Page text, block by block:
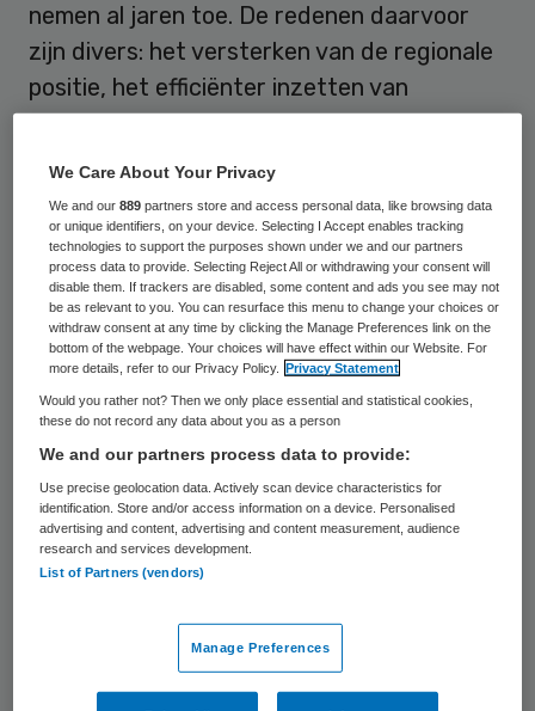
nemen al jaren toe. De redenen daarvoor
zijn divers: het versterken van de regionale
positie, het efficiënter inzetten van
personeel, kostenbesparing,
schaalvergroting of het bundelen van
expertise. Het Integraal Zorgakkoord roept
op tot verdere samenwerking tussen
partijen in de zorg om een oplossing te
bieden voor het feit dat meer mensen meer
(of langer) gebruik maken van zorg door o.a.
de vergrijzing terwijl tegelijkertijd er niet
genoeg zorgverleners zijn door krapte op
de arbeidsmarkt. Samenwerkingen brengen
complexe juridische, governance- en
organisatorische vraagstukken met zich
mee. De keuze voor de juiste
samenwerkingsvorm is daarbij essentieel.
Voordat partijen definitieve keuzes maken,
vindt doorgaans een
We Care About Your Privacy
We and our889 partners store and access personal data, like browsing data
or unique identifiers, on your device. Selecting I Accept enables tracking
technologies to support the purposes shown under we and our partners
process data to provide. Selecting Reject All or withdrawing your consent will
disable them. If trackers are disabled, some content and ads you see may not
be as relevant to you. You can resurface this menu to change your choices or
withdraw consent at any time by clicking the Manage Preferences link on the
bottom of the webpage. Your choices will have effect within our Website. For
more details, refer to our Privacy Policy.
Privacy Statement
Would you rather not? Then we only place essential and statistical cookies,
these do not record any data about you as a person
We and our partners process data to provide:
Use precise geolocation data. Actively scan device characteristics for
identification. Store and/or access information on a device. Personalised
advertising and content, advertising and content measurement, audience
research and services development.
List of Partners (vendors)
Manage Preferences